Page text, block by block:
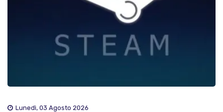
Lunedì, 03 Agosto 2026